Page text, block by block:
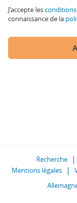
J'accepte les
connaissance de la
Recherche
Mentions légales